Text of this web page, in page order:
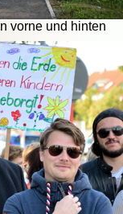
vorne und hinten